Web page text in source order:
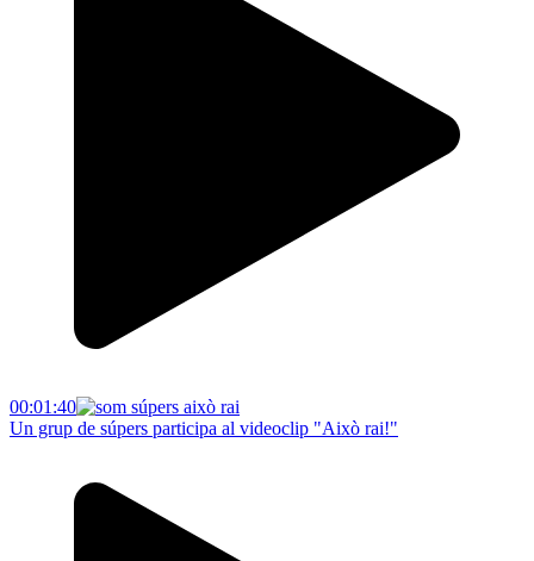
00:01:40
Un grup de súpers participa al videoclip "Això rai!"